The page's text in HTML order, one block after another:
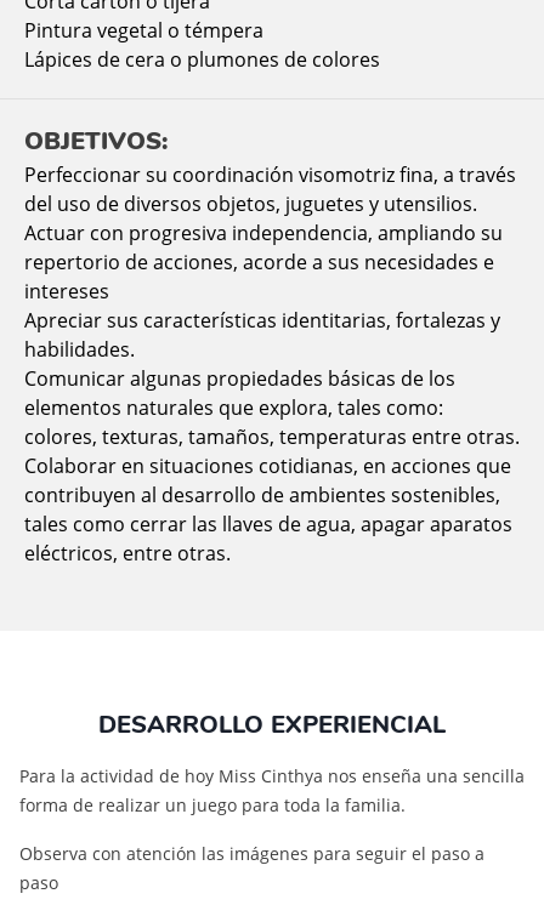
Pintura vegetal o témpera
Lápices de cera o plumones de colores
OBJETIVOS:
Perfeccionar su coordinación visomotriz fina, a través
del uso de diversos objetos, juguetes y utensilios.
Actuar con progresiva independencia, ampliando su
repertorio de acciones, acorde a sus necesidades e
intereses
Apreciar sus características identitarias, fortalezas y
habilidades.
Comunicar algunas propiedades básicas de los
elementos naturales que explora, tales como:
colores, texturas, tamaños, temperaturas entre otras.
Colaborar en situaciones cotidianas, en acciones que
contribuyen al desarrollo de ambientes sostenibles,
tales como cerrar las llaves de agua, apagar aparatos
eléctricos, entre otras.
DESARROLLO EXPERIENCIAL
Para la actividad de hoy Miss Cinthya nos enseña una sencilla
forma de realizar un juego para toda la familia.
Observa con atención las imágenes para seguir el paso a
paso